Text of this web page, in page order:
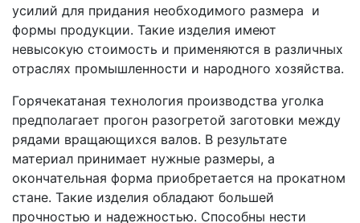
усилий для придания необходимого размера и
формы продукции. Такие изделия имеют
невысокую стоимость и применяются в различных
отраслях промышленности и народного хозяйства.
Горячекатаная технология производства уголка
предполагает прогон разогретой заготовки между
рядами вращающихся валов. В результате
материал принимает нужные размеры, а
окончательная форма приобретается на прокатном
стане. Такие изделия обладают большей
прочностью и надежностью. Способны нести